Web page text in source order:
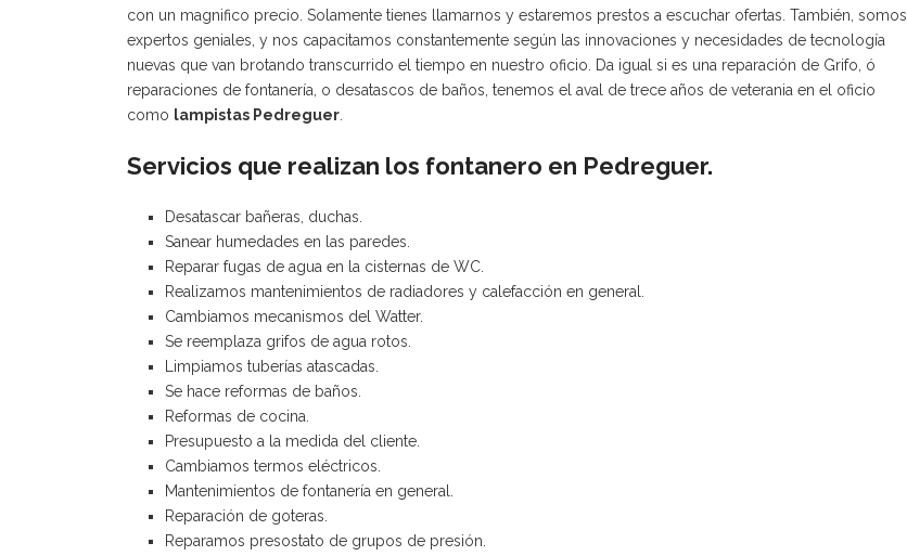
con un magnifico precio. Solamente tienes llamarnos y estaremos prestos a escuchar ofertas. También, somos
expertos geniales, y nos capacitamos constantemente según las innovaciones y necesidades de tecnología
nuevas que van brotando transcurrido el tiempo en nuestro oficio. Da igual si es una reparación de Grifo, ó
reparaciones de fontanería, o desatascos de baños, tenemos el aval de trece años de veterania en el oficio
como lampistas Pedreguer
Servicios que realizan los fontanero en Pedreguer.
Desatascar bañeras, duchas.
Sanear humedades en las paredes.
Reparar fugas de agua en la cisternas de WC.
Realizamos mantenimientos de radiadores y calefacción en general.
Cambiamos mecanismos del Watter.
Se reemplaza grifos de agua rotos.
Limpiamos tuberías atascadas.
Se hace reformas de baños.
Reformas de cocina.
Presupuesto a la medida del cliente.
Cambiamos termos eléctricos.
Mantenimientos de fontanería en general.
Reparación de goteras.
Reparamos presostato de grupos de presión.